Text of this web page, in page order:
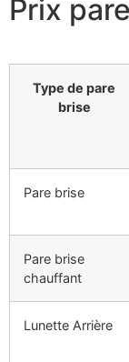
Prix
Type de pare
brise
Pare brise
Pare brise
chauffant
Lunette Arrière